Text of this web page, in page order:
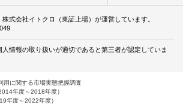
株式会社イトクロ（東証上場）が運営しています。
人情報の取り扱いが適切であると第三者が認定していま
に関する市場実態把握調査
年度～2018年度）
年度～2022年度）